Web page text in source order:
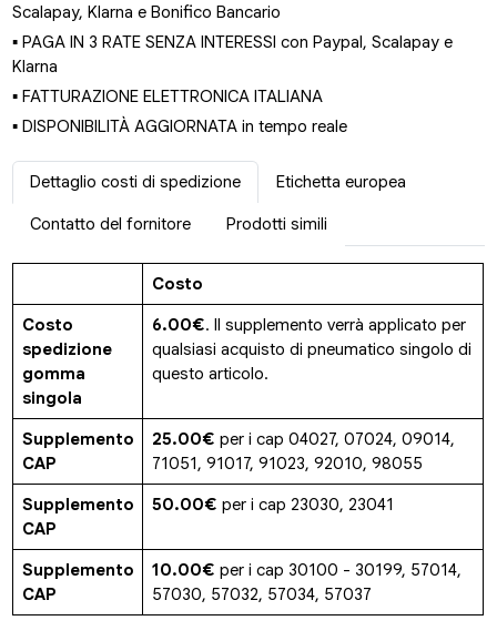
Scalapay, Klarna e Bonifico Bancario
▪ PAGA IN 3 RATE SENZA INTERESSI con Paypal, Scalapay e
Klarna
▪ FATTURAZIONE ELETTRONICA ITALIANA
▪ DISPONIBILITÀ AGGIORNATA in tempo reale
Dettaglio costi di spedizione Etichetta europea
Contatto del fornitore Prodotti simili
Costo
Costo
spedizione
gomma
singola
6.00€. Il supplemento verrà applicato per
qualsiasi acquisto di pneumatico singolo di
questo articolo.
Supplemento
CAP
25.00€ per i cap 04027, 07024, 09014,
71051, 91017, 91023, 92010, 98055
Supplemento
CAP
50.00€ per i cap 23030, 23041
Supplemento
CAP
10.00€ per i cap 30100 - 30199, 57014,
57030, 57032, 57034, 57037